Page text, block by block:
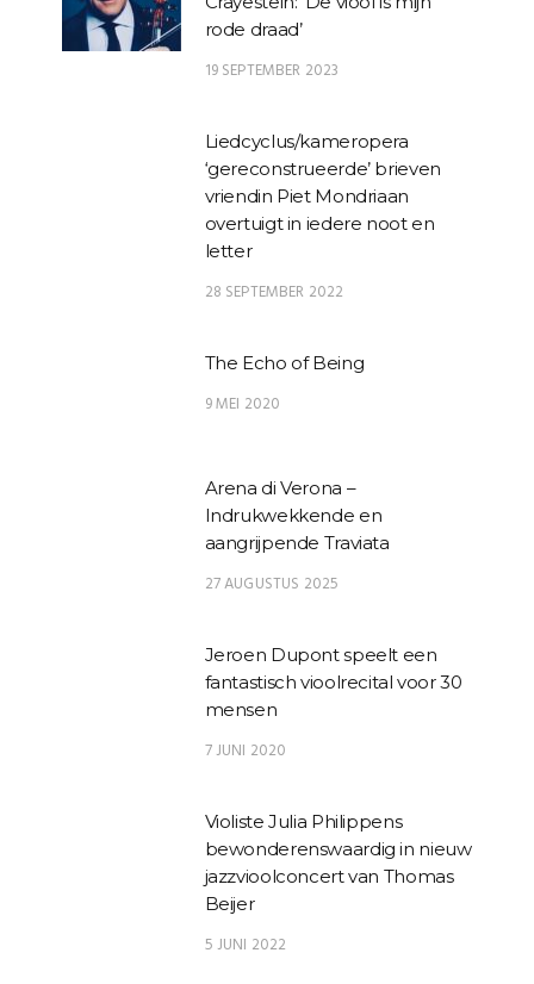
rode draad’
19 SEPTEMBER 2023
Liedcyclus/kameropera
‘gereconstrueerde’ brieven
vriendin Piet Mondriaan
overtuigt in iedere noot en
letter
28 SEPTEMBER 2022
The Echo of Being
9 MEI 2020
Arena di Verona –
Indrukwekkende en
aangrijpende Traviata
27 AUGUSTUS 2025
Jeroen Dupont speelt een
fantastisch vioolrecital voor 30
mensen
7 JUNI 2020
Violiste Julia Philippens
bewonderenswaardig in nieuw
jazzvioolconcert van Thomas
Beijer
5 JUNI 2022